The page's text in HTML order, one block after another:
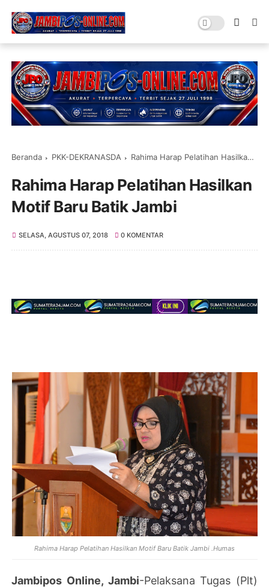
Beranda PKK-DEKRANASDA Rahima Harap Pelatihan Hasilkan Motif Baru Batik Jambi
Rahima Harap Pelatihan Hasilkan
Motif Baru Batik Jambi
SELASA, AGUSTUS 07, 2018 0 KOMENTAR
Rahima Harap Pelatihan Hasilkan Motif Baru Batik Jambi .Humas
Jambipos Online, Jambi-Pelaksana Tugas (Plt)